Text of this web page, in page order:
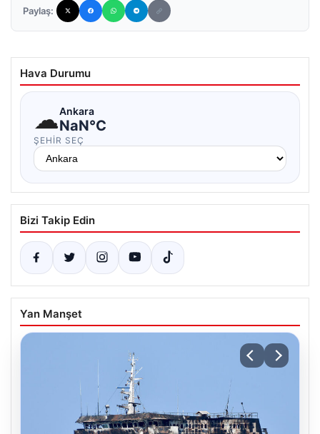
Paylaş:
Hava Durumu
☁Ankara
NaN°C
ŞEHIR SEÇ
Bizi Takip Edin
Yan Manşet